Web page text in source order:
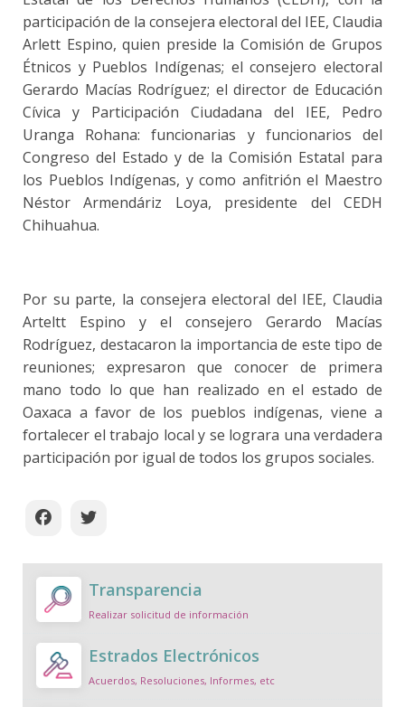
participación de la consejera electoral del IEE, Claudia
Arlett Espino, quien preside la Comisión de Grupos
Étnicos y Pueblos Indígenas; el consejero electoral
Gerardo Macías Rodríguez; el director de Educación
Cívica y Participación Ciudadana del IEE, Pedro
Uranga Rohana: funcionarias y funcionarios del
Congreso del Estado y de la Comisión Estatal para
los Pueblos Indígenas, y como anfitrión el Maestro
Néstor Armendáriz Loya, presidente del CEDH
Chihuahua.
Por su parte, la consejera electoral del IEE, Claudia
Arteltt Espino y el consejero Gerardo Macías
Rodríguez, destacaron la importancia de este tipo de
reuniones; expresaron que conocer de primera
mano todo lo que han realizado en el estado de
Oaxaca a favor de los pueblos indígenas, viene a
fortalecer el trabajo local y se lograra una verdadera
participación por igual de todos los grupos sociales.
Transparencia
Realizar solicitud de información
Estrados Electrónicos
Acuerdos, Resoluciones, Informes, etc